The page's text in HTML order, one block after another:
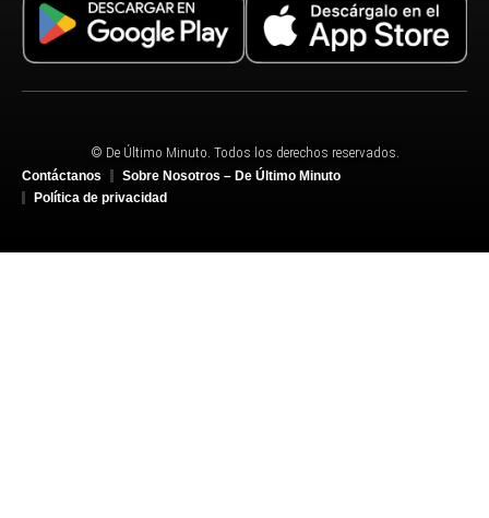
© De Último Minuto. Todos los derechos reservados.
Contáctanos
Sobre Nosotros – De Último Minuto
Política de privacidad